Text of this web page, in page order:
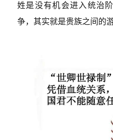
姓是没有机会进入统治
争，其实就是贵族之间的游